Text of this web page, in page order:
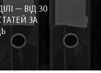
— ВІД 30
ЗА